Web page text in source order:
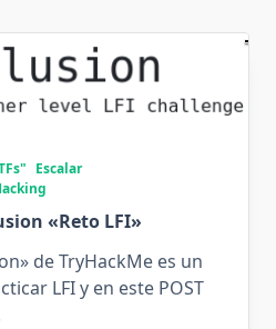
Escalar
«Reto LFI»
de TryHackMe es un
LFI y en este POST